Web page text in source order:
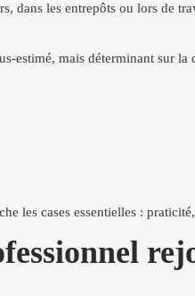
dans les entrepôts ou lors de
estimé, mais déterminant sur
les cases essentielles :